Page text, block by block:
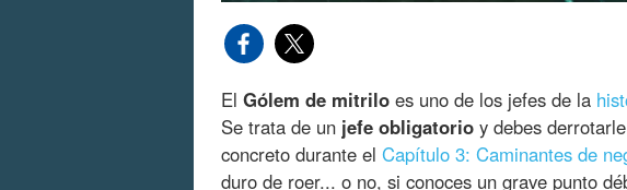
El Gólem de mitrilo es uno de los jefes de la
Se trata de un jefe obligatorio y debes
concreto durante el Capítulo 3: Caminantes de
duro de roer... o no, si conoces un grave punto